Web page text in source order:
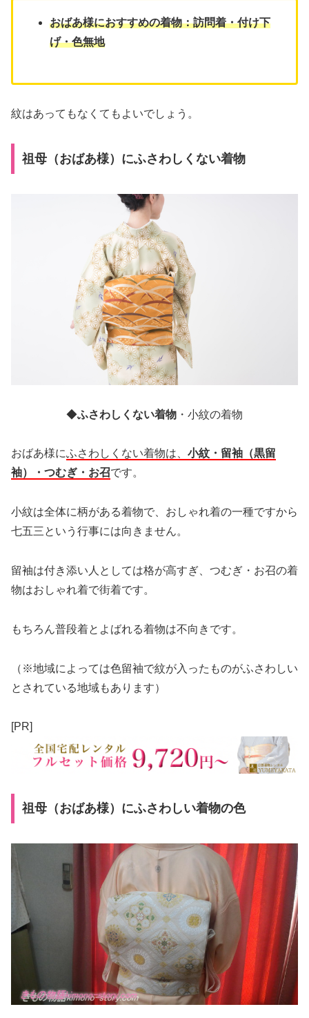
おばあ様におすすめの着物：訪問着・付け下
げ・色無地
紋はあってもなくてもよいでしょう。
祖母（おばあ様）にふさわしくない着物
◆ふさわしくない着物 ・小紋の着物
おばあ様にふさわしくない着物は、 小紋・留袖（黒留
袖）・つむぎ・お召です。
小紋は全体に柄がある着物で、おしゃれ着の一種ですから
七五三という行事には向きません。
留袖は付き添い人としては格が高すぎ、つむぎ・お召の着
物はおしゃれ着で街着です。
もちろん普段着とよばれる着物は不向きです。
（※地域によっては色留袖で紋が入ったものがふさわしい
とされている地域もあります）
[PR]
祖母（おばあ様）にふさわしい着物の色